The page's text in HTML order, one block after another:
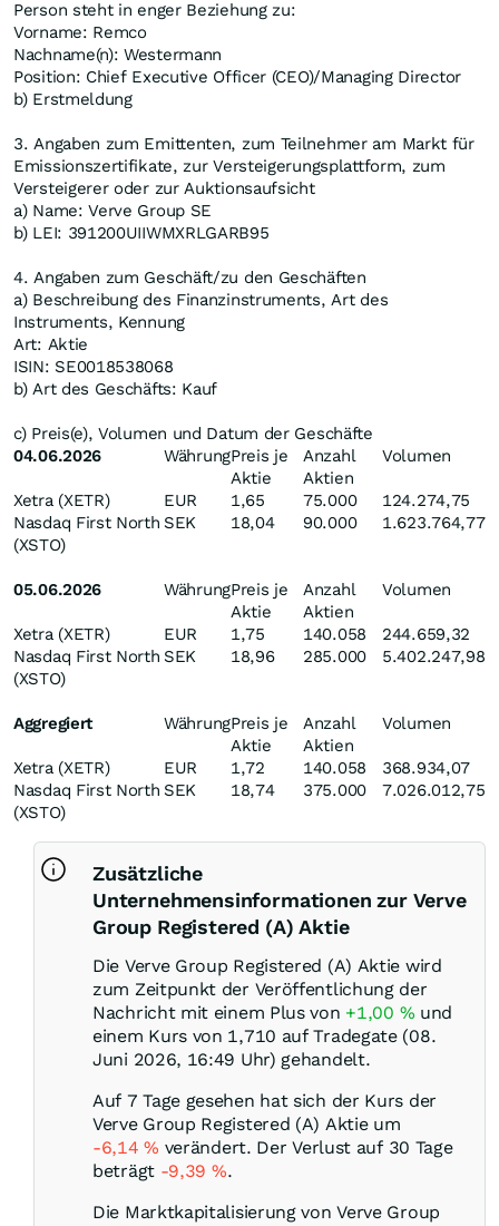
Person steht in enger Beziehung zu:
Vorname: Remco
Nachname(n): Westermann
Position: Chief Executive Officer (CEO)/Managing Director
b) Erstmeldung
3. Angaben zum Emittenten, zum Teilnehmer am Markt für
Emissionszertifikate, zur Versteigerungsplattform, zum
Versteigerer oder zur Auktionsaufsicht
a) Name: Verve Group SE
b) LEI: 391200UIIWMXRLGARB95
4. Angaben zum Geschäft/zu den Geschäften
a) Beschreibung des Finanzinstruments, Art des
Instruments, Kennung
Art: Aktie
ISIN: SE0018538068
b) Art des Geschäfts: Kauf
c) Preis(e), Volumen und Datum der Geschäfte
04.06.2026
WährungPreis je
Aktie
Anzahl
Aktien
Volumen
Xetra (XETR) EUR 1,65 75.000
124.274,75
Nasdaq First North
(XSTO)
SEK 18,04 90.000 1.623.764,77
05.06.2026 WährungPreis je
Aktie
Anzahl
Aktien
Volumen
Xetra (XETR) EUR 1,75 140.058
244.659,32
Nasdaq First North
(XSTO)
SEK 18,96 285.000 5.402.247,98
Aggregiert WährungPreis je
Aktie
Anzahl
Aktien
Volumen
Xetra (XETR) EUR 1,72 140.058
368.934,07
Nasdaq First North
(XSTO)
SEK 18,74 375.000 7.026.012,75
Zusätzliche
Unternehmensinformationen zur Verve
Group Registered (A) Aktie
Die Verve Group Registered (A) Aktie wird
zum Zeitpunkt der Veröffentlichung der
Nachricht mit einem Plus von +1,00 % und
einem Kurs von 1,710 auf Tradegate (08.
Juni 2026, 16:49 Uhr) gehandelt.
Auf 7 Tage gesehen hat sich der Kurs der
Verve Group Registered (A) Aktie um
-6,14% verändert. Der Verlust auf 30 Tage
beträgt -9,39 %.
Die Marktkapitalisierung von Verve Group